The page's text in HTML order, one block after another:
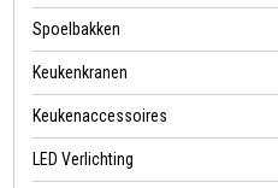
Spoelbakken
Keukenkranen
Keukenaccessoires
LED Verlichting